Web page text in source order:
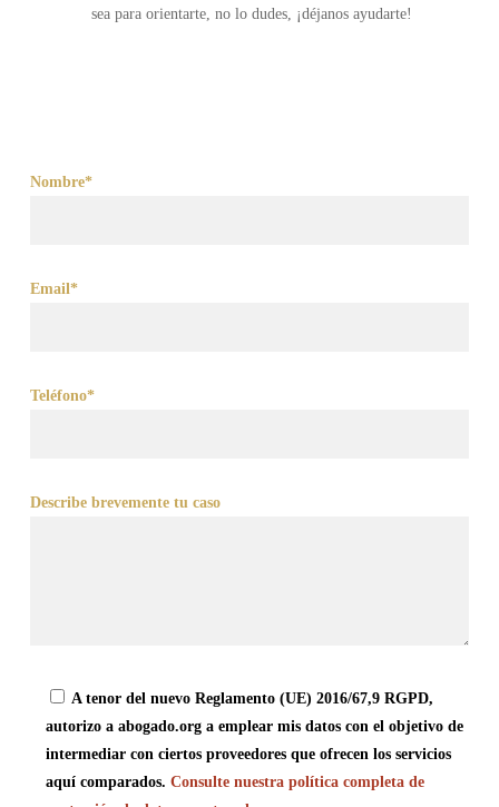
sea para orientarte, no lo dudes, ¡déjanos ayudarte!
Nombre*
Email*
Teléfono*
Describe brevemente tu caso
A tenor del nuevo Reglamento (UE) 2016/67,9 RGPD,
autorizo a abogado.org a emplear mis datos con el objetivo de
intermediar con ciertos proveedores que ofrecen los servicios
aquí comparados. Consulte nuestra política completa de